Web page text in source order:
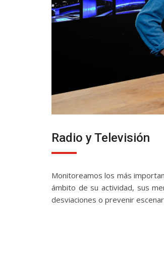
Radio y Televisión
Monitoreamos los más
ámbito de su actividad, sus
desviaciones o prevenir